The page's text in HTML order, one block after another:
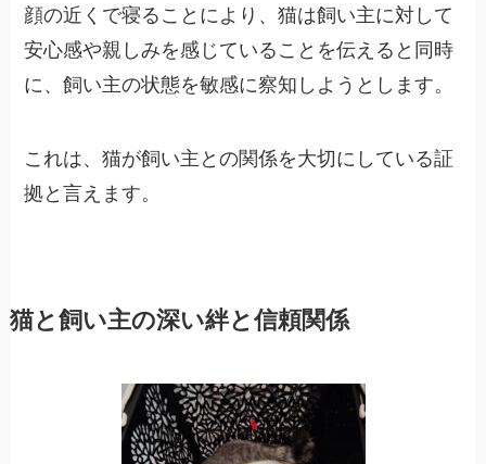
顔の近くで寝ることにより、猫は飼い主に対して
安心感や親しみを感じていることを伝えると同時
に、飼い主の状態を敏感に察知しようとします。
これは、猫が飼い主との関係を大切にしている証
拠と言えます。
猫と飼い主の深い絆と信頼関係